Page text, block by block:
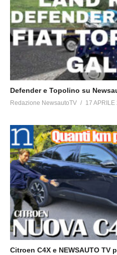
Defender e Topolino su
Redazione NewsautoTV 17 APRILE
Citroen C4X e NEWSAUTO TV